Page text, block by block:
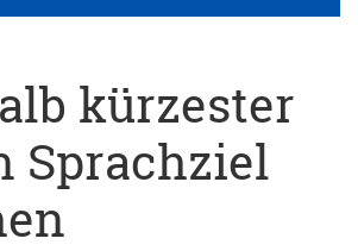
kürzester
Sprachziel